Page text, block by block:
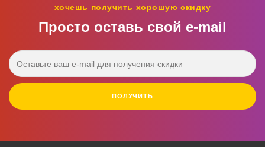
хочешь получить хорошую скидку
Просто оставь свой e‑mail
ПОЛУЧИТЬ